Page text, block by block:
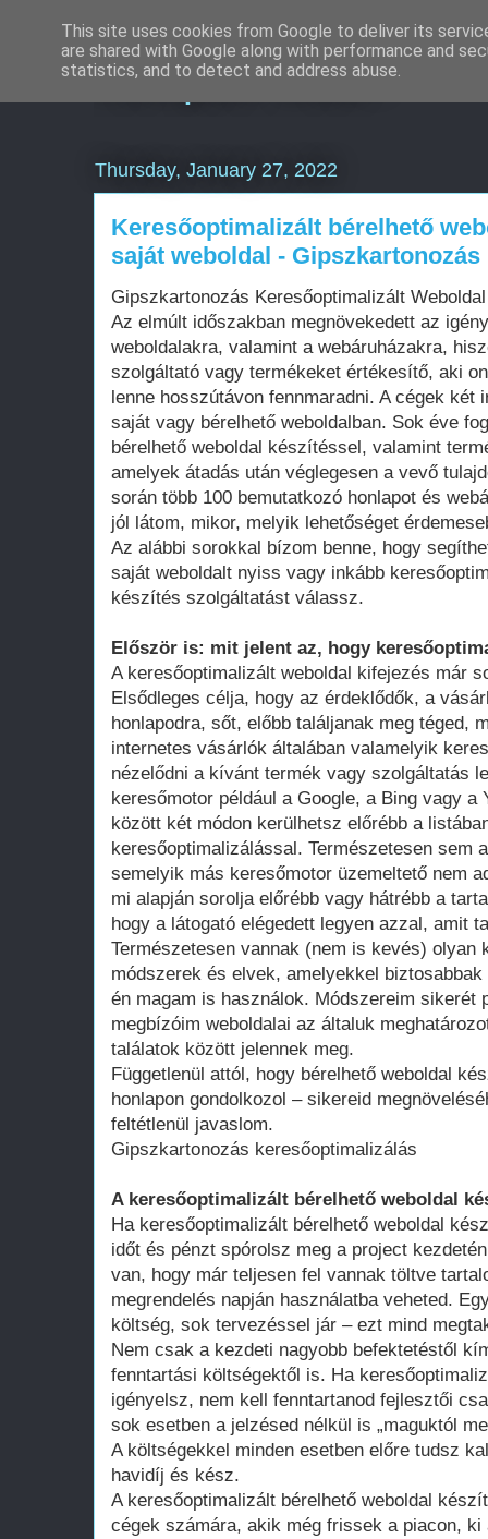
Komplex Web+
Thursday, January 27, 2022
Keresőoptimalizált bérelhető
saját weboldal - Gipszkartonozás
Gipszkartonozás Keresőoptimalizált
Az elmúlt időszakban megnövekedett az
weboldalakra, valamint a webáruházakra,
szolgáltató vagy termékeket értékesítő, aki
lenne hosszútávon fennmaradni. A cégek két
saját vagy bérelhető weboldalban. Sok éve
bérelhető weboldal készítéssel, valamint
amelyek átadás után véglegesen a vevő
során több 100 bemutatkozó honlapot és
jól látom, mikor, melyik lehetőséget
Az alábbi sorokkal bízom benne, hogy
saját weboldalt nyiss vagy inkább
készítés szolgáltatást válassz.
Először is: mit jelent az, hogy
A keresőoptimalizált weboldal kifejezés már
Elsődleges célja, hogy az érdeklődők, a
honlapodra, sőt, előbb találjanak meg téged,
internetes vásárlók általában valamelyik
nézelődni a kívánt termék vagy szolgáltatás
keresőmotor például a Google, a Bing vagy a
között két módon kerülhetsz előrébb a
keresőoptimalizálással. Természetesen sem
semelyik más keresőmotor üzemeltető nem
mi alapján sorolja előrébb vagy hátrébb a
hogy a látogató elégedett legyen azzal, amit
Természetesen vannak (nem is kevés) olyan
módszerek és elvek, amelyekkel
én magam is használok. Módszereim sikerét
megbízóim weboldalai az általuk
találatok között jelennek meg.
Függetlenül attól, hogy bérelhető weboldal
honlapon gondolkozol – sikereid
feltétlenül javaslom.
Gipszkartonozás keresőoptimalizálás
A keresőoptimalizált bérelhető weboldal
Ha keresőoptimalizált bérelhető weboldal
időt és pénzt spórolsz meg a project
van, hogy már teljesen fel vannak töltve
megrendelés napján használatba veheted.
költség, sok tervezéssel jár – ezt mind
Nem csak a kezdeti nagyobb befektetéstől
fenntartási költségektől is. Ha
igényelsz, nem kell fenntartanod fejlesztői
sok esetben a jelzésed nélkül is „maguktól
A költségekkel minden esetben előre tudsz
havidíj és kész.
A keresőoptimalizált bérelhető weboldal
cégek számára, akik még frissek a piacon, ki
This site uses cookies from Google to deliver its
are shared with Google along with performance and
statistics, and to detect and address abuse.